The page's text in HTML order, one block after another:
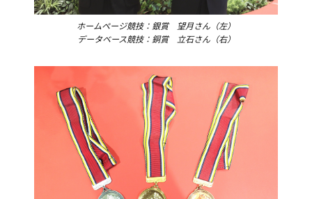
ホームページ競技：銀賞 望月さん（左）
データベース競技：銅賞 立石さん（右）